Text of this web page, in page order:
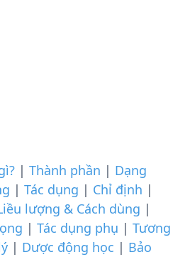
| Thành phần | Dạng
| Tác dụng | Chỉ định |
lượng & Cách dùng |
| Tác dụng phụ | Tương
| Dược động học | Bảo